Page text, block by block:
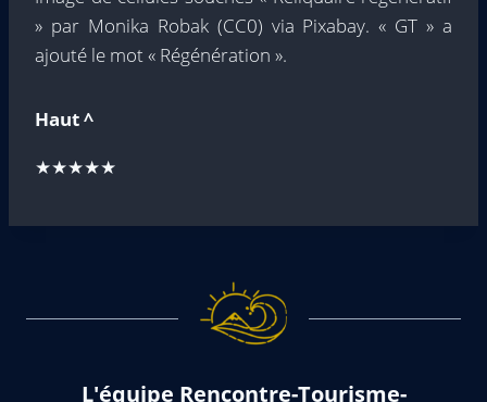
» par Monika Robak (CC0) via Pixabay. « GT » a
ajouté le mot « Régénération ».
Haut ^
★★★★★
L'équipe Rencontre-Tourisme-